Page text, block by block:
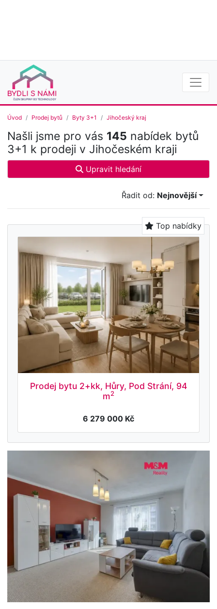
Úvod Prodej bytů Byty 3+1 Jihočeský kraj
Našli jsme pro vás 145 nabídek bytů
3+1 k prodeji v Jihočeském kraji
Upravit hledání
Řadit od: Nejnovější
Top nabídky
Prodej bytu 2+kk, Hůry, Pod Strání, 94
m2
6 279 000 Kč